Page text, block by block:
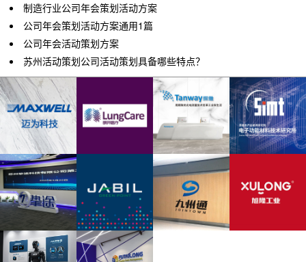
制造行业公司年会策划活动方案
​公司年会策划活动方案通用1篇
公司年会活动策划方案
苏州活动策划公司活动策划具备哪些特点？